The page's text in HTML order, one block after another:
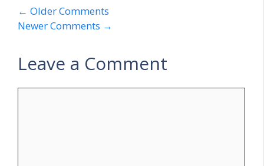
Comment
navigation
← Older Comments
Newer Comments →
Leave a Comment